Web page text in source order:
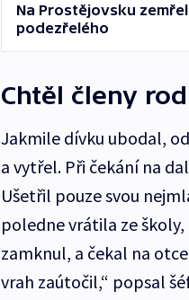
Na Prostějovsku
podezřelého
Chtěl členy
Jakmile dívku ubodal,
a vytřel. Při čekání na
Ušetřil pouze svou
poledne vrátila ze
zamknul, a čekal na
vrah zaútočil,“ popsal